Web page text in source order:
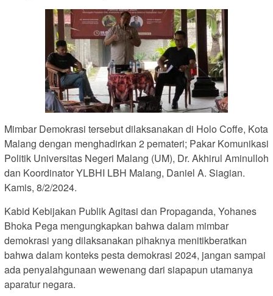
Mimbar Demokrasi tersebut dilaksanakan di Holo Coffe, Kota
Malang dengan menghadirkan 2 pemateri; Pakar Komunikasi
Politik Universitas Negeri Malang (UM), Dr. Akhirul Aminulloh
dan Koordinator YLBHI LBH Malang, Daniel A. Siagian.
Kamis, 8/2/2024.
Kabid Kebijakan Publik Agitasi dan Propaganda, Yohanes
Bhoka Pega mengungkapkan bahwa dalam mimbar
demokrasi yang dilaksanakan pihaknya menitikberatkan
bahwa dalam konteks pesta demokrasi 2024, jangan sampai
ada penyalahgunaan wewenang dari siapapun utamanya
aparatur negara.